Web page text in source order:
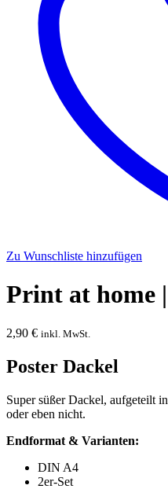
Zu Wunschliste hinzufügen
Print at home
2,90 € inkl. MwSt.
Poster Dackel
Super süßer Dackel, aufgeteilt
oder eben nicht.
Endformat & Varianten:
DIN A4
2er-Set